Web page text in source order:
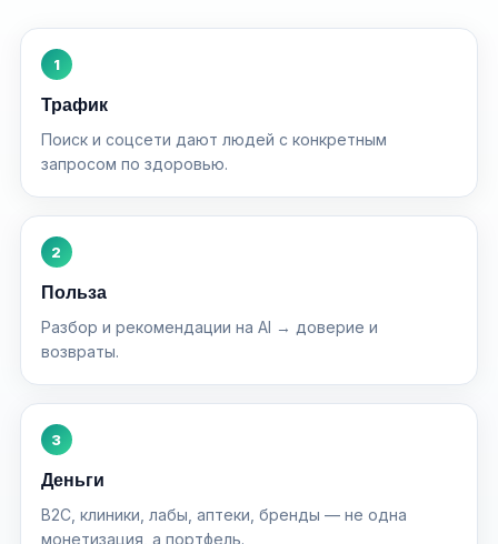
1
Трафик
Поиск и соцсети дают людей с конкретным
запросом по здоровью.
2
Польза
Разбор и рекомендации на AI → доверие и
возвраты.
3
Деньги
B2C, клиники, лабы, аптеки, бренды — не одна
монетизация, а портфель.